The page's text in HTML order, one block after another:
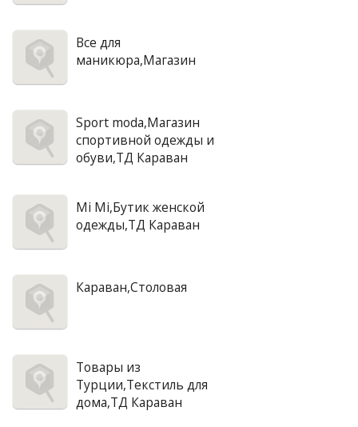
Все для
маникюра,Магазин
Sport moda,Магазин
спортивной одежды и
обуви,ТД Караван
Mi Mi,Бутик женской
одежды,ТД Караван
Караван,Столовая
Товары из
Турции,Текстиль для
дома,ТД Караван